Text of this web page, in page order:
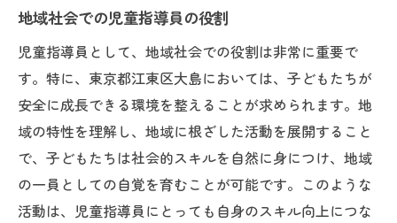
地域社会での児童指導員の役割
児童指導員として、地域社会での役割は非常に重要で
す。特に、東京都江東区大島においては、子どもたちが
安全に成長できる環境を整えることが求められます。地
域の特性を理解し、地域に根ざした活動を展開すること
で、子どもたちは社会的スキルを自然に身につけ、地域
の一員としての自覚を育むことが可能です。このような
活動は、児童指導員にとっても自身のスキル向上につな